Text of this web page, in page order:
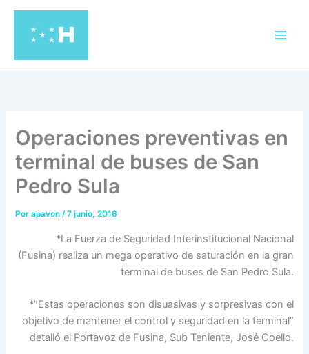
contenido
Operaciones preventivas en
terminal de buses de San
Pedro Sula
Porapavon/7 junio, 2016
*La Fuerza de Seguridad Interinstitucional Nacional
(Fusina) realiza un mega operativo de saturación en la gran
terminal de buses de San Pedro Sula.
*”Estas operaciones son disuasivas y sorpresivas con el
objetivo de mantener el control y seguridad en la terminal”
detalló el Portavoz de Fusina, Sub Teniente, José Coello.